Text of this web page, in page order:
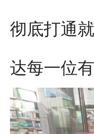
彻底打通
达每一位